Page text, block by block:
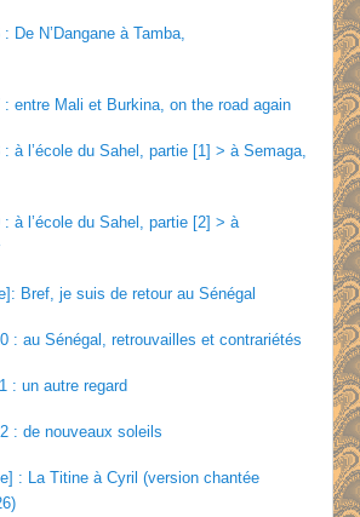
De N’Dangane à Tamba,
entre Mali et Burkina, on the road again
à l’école du Sahel, partie [1] > à Semaga,
à l’école du Sahel, partie [2] > à
Bref, je suis de retour au Sénégal
: au Sénégal, retrouvailles et contrariétés
: un autre regard
: de nouveaux soleils
: La Titine à Cyril (version chantée